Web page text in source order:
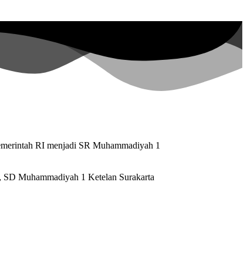
RI menjadi SR Muhammadiyah 1
SD Muhammadiyah 1 Ketelan Surakarta